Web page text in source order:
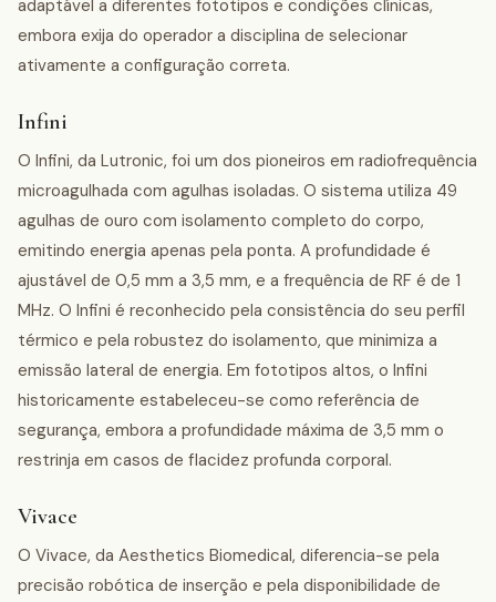
adaptável a diferentes fototipos e condições clínicas,
embora exija do operador a disciplina de selecionar
ativamente a configuração correta.
Infini
O Infini, da Lutronic, foi um dos pioneiros em radiofrequência
microagulhada com agulhas isoladas. O sistema utiliza 49
agulhas de ouro com isolamento completo do corpo,
emitindo energia apenas pela ponta. A profundidade é
ajustável de 0,5 mm a 3,5 mm, e a frequência de RF é de 1
MHz. O Infini é reconhecido pela consistência do seu perfil
térmico e pela robustez do isolamento, que minimiza a
emissão lateral de energia. Em fototipos altos, o Infini
historicamente estabeleceu-se como referência de
segurança, embora a profundidade máxima de 3,5 mm o
restrinja em casos de flacidez profunda corporal.
Vivace
O Vivace, da Aesthetics Biomedical, diferencia-se pela
precisão robótica de inserção e pela disponibilidade de